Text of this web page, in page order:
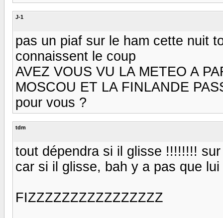
J-1
pas un piaf sur le ham cette nuit
connaissent le coup
AVEZ VOUS VU LA METEO A
MOSCOU ET LA FINLANDE
pour vous ?
tdm
tout dépendra si il glisse !!!!!!!!
car si il glisse, bah y a pas que
FIZZZZZZZZZZZZZZZZ